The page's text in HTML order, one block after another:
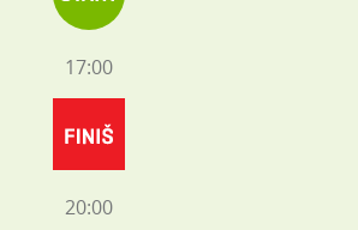
17:00
20:00